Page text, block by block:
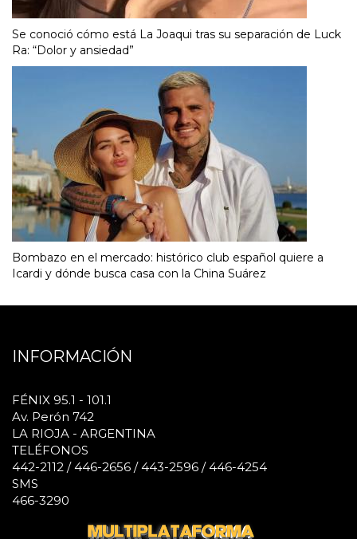
Se conoció cómo está La Joaqui tras su separación de Luck
Ra: “Dolor y ansiedad”
Bombazo en el mercado: histórico club español quiere a
Icardi y dónde busca casa con la China Suárez
INFORMACIÓN
FÉNIX 95.1 - 101.1
Av. Perón 742
LA RIOJA - ARGENTINA
TELÉFONOS
442-2112 / 446-2656 / 443-2596 / 446-4254
SMS
466-3290